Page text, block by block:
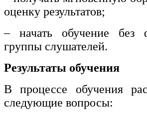
оценку результатов;
– начать обучение без
группы слушателей.
Результаты обучения
В процессе обучения
следующие вопросы: